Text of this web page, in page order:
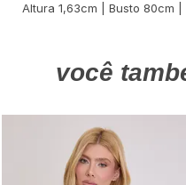
Altura 1,63cm | Busto 80cm
você